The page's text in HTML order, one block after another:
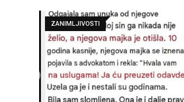
ZANIMLJIVOSTI